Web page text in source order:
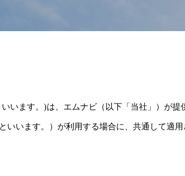
います。)は、エムナビ（以下「当社」）が
いいます。）が利用する場合に、共通して適用